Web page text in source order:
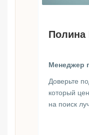
Полина
Менеджер
Доверьте
который
на поиск